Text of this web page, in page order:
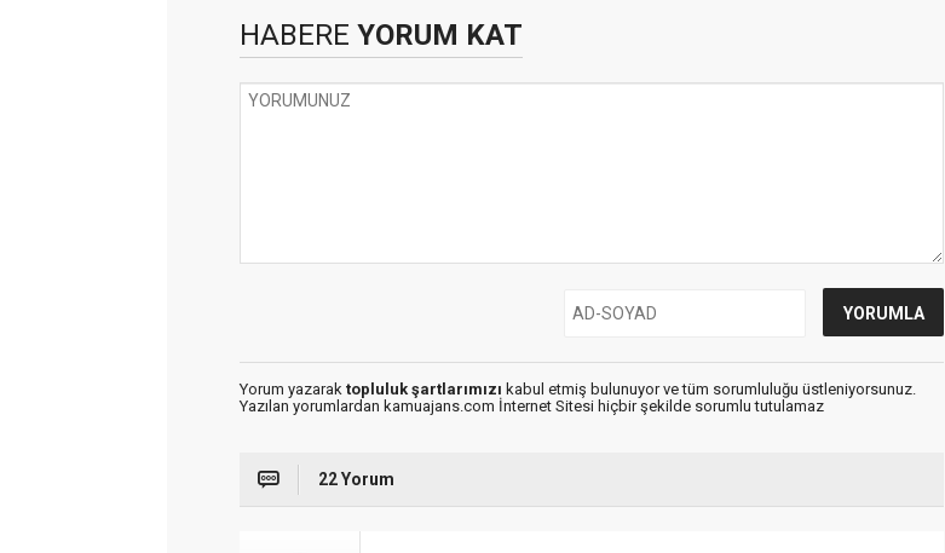
HABERE YORUM KAT
Yorum yazarak topluluk şartlarımızı kabul etmiş bulunuyor ve tüm sorumluluğu üstleniyorsunuz.
Yazılan yorumlardan kamuajans.com İnternet Sitesi hiçbir şekilde sorumlu tutulamaz
22 Yorum